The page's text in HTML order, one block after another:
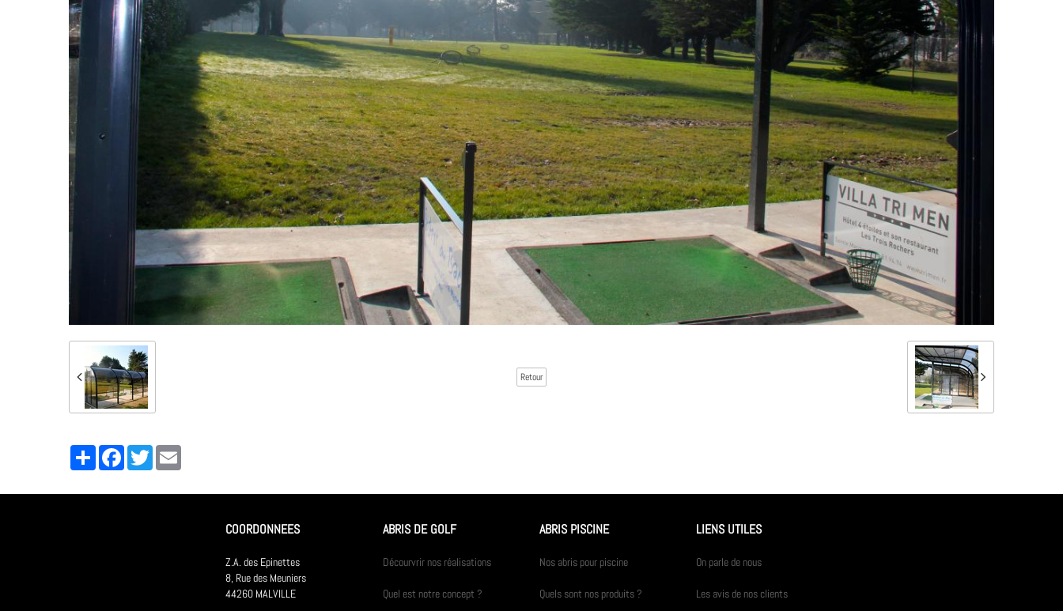
Retour
PartagerFacebookTwitter
COORDONNEES
Z.A. des Epinettes
8, Rue des Meuniers
44260 MALVILLE
ABRIS DE GOLF
Décourvrir nos réalisations
Quel est notre concept ?
ABRIS PISCINE
Nos abris pour piscine
Quels sont nos produits ?
LIENS UTILES
On parle de nous
Les avis de nos clients